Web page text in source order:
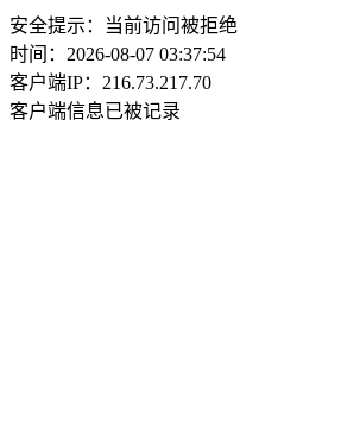
安全提示：当前访问被拒绝
时间：2026-08-07 03:37:54
客户端IP：216.73.217.70
客户端信息已被记录